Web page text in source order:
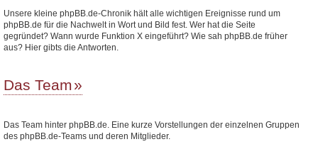
Unsere kleine phpBB.de-Chronik hält alle wichtigen Ereignisse rund um
phpBB.de für die Nachwelt in Wort und Bild fest. Wer hat die Seite
gegründet? Wann wurde Funktion X eingeführt? Wie sah phpBB.de früher
aus? Hier gibts die Antworten.
Das Team
Das Team hinter phpBB.de. Eine kurze Vorstellungen der einzelnen Gruppen
des phpBB.de-Teams und deren Mitglieder.